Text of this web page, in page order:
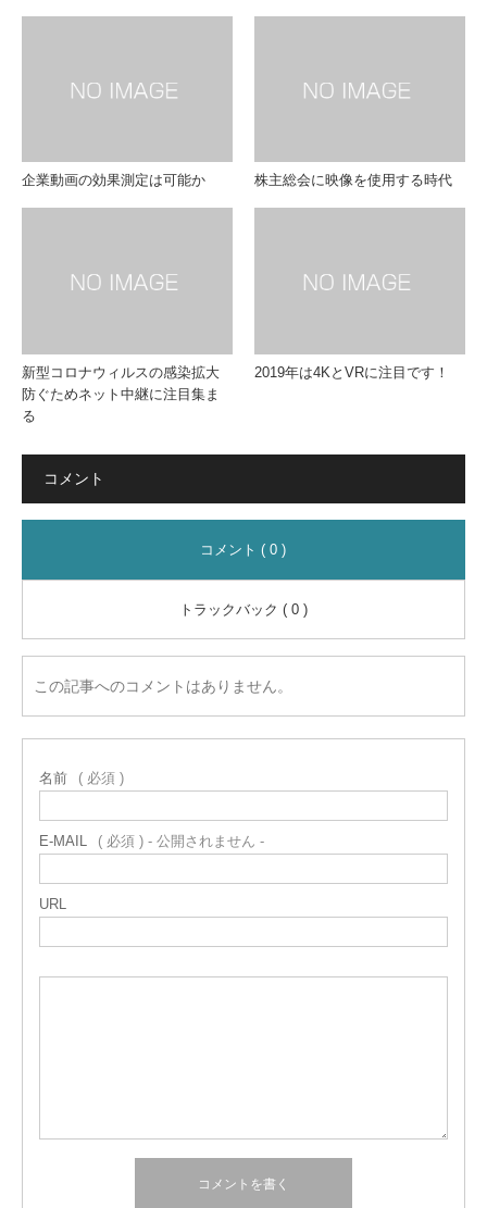
企業動画の効果測定は可能か 株主総会に映像を使用する時代
新型コロナウィルスの感染拡大
防ぐためネット中継に注目集ま
る
2019年は4KとVRに注目です！
コメント
コメント ( 0 )
トラックバック ( 0 )
この記事へのコメントはありません。
名前 ( 必須 )
E-MAIL ( 必須 ) - 公開されません -
URL